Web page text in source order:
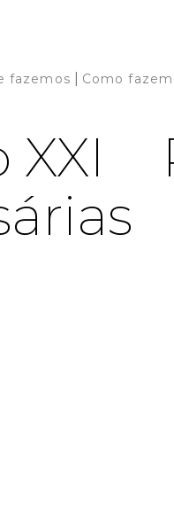
fazemos Como